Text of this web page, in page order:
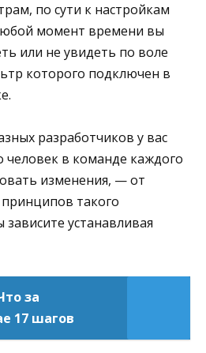
по сути к настройкам
момент времени вы
или не увидеть по воле
которого подключен в
разработчиков у вас
человек в команде каждого
изменения, — от
такого
устанавливая
за
17 шагов